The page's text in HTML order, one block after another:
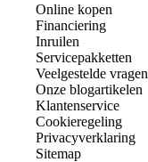
Online kopen
Financiering
Inruilen
Servicepakketten
Veelgestelde vragen
Onze blogartikelen
Klantenservice
Cookieregeling
Privacyverklaring
Sitemap